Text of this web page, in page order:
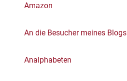
Amazon
An die Besucher meines Blogs
Analphabeten